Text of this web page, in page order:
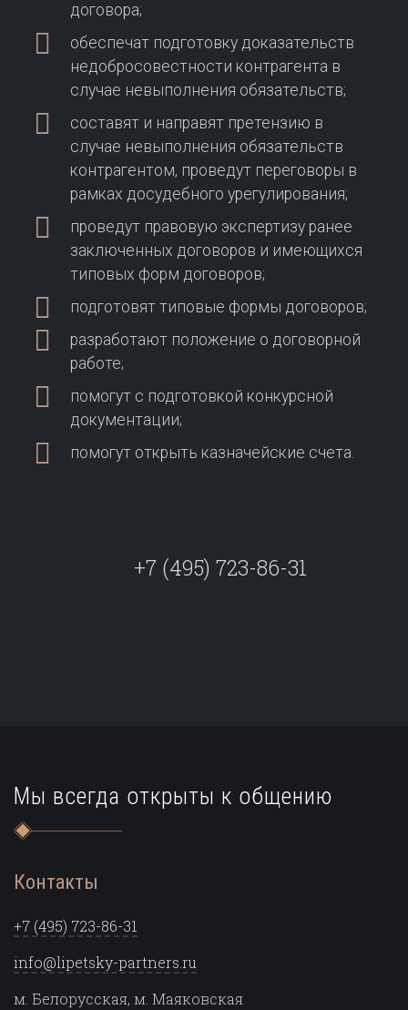
договора;
обеспечат подготовку доказательств
недобросовестности контрагента в
случае невыполнения обязательств;
составят и направят претензию в
случае невыполнения обязательств
контрагентом, проведут переговоры в
рамках досудебного урегулирования;
проведут правовую экспертизу ранее
заключенных договоров и имеющихся
типовых форм договоров;
подготовят типовые формы договоров;
разработают положение о договорной
работе;
помогут с подготовкой конкурсной
документации;
помогут открыть казначейские счета.
+7 (495) 723-86-31
Мы всегда открыты к общению
Контакты
+7 (495) 723-86-31
info@lipetsky-partners.ru
м. Белорусская, м. Маяковская